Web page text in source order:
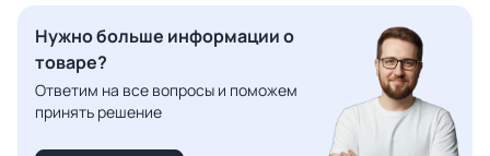
Нужно больше информации о
товаре?
Ответим на все вопросы и поможем
принять решение